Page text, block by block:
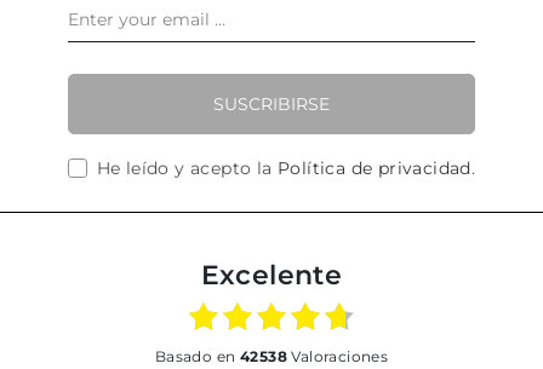
SUSCRIBIRSE
He leído y acepto la Política de privacidad.
Excelente
basado en 42538Valoraciones